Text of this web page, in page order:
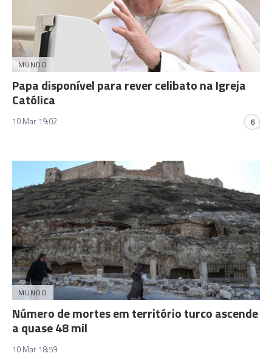
MUNDO
Papa disponível para rever celibato na Igreja
Católica
10 Mar 19:02 6
MUNDO
Número de mortes em território turco ascende
a quase 48 mil
10 Mar 18:59